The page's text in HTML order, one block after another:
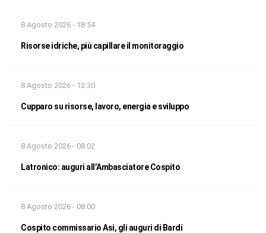
8 Agosto 2026 - 18:54
Risorse idriche, più capillare il monitoraggio
8 Agosto 2026 - 12:30
Cupparo su risorse, lavoro, energia e sviluppo
8 Agosto 2026 - 08:02
Latronico: auguri all’Ambasciatore Cospito
8 Agosto 2026 - 08:00
Cospito commissario Asi, gli auguri di Bardi